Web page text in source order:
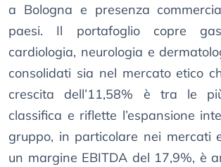
a Bologna e presenza
paesi. Il portafoglio copre
cardiologia, neurologia e
consolidati sia nel mercato etico
crescita dell’11,58% è tra le
classifica e riflette l’espansione
gruppo, in particolare nei mercati
un margine EBITDA del 17,9%, è